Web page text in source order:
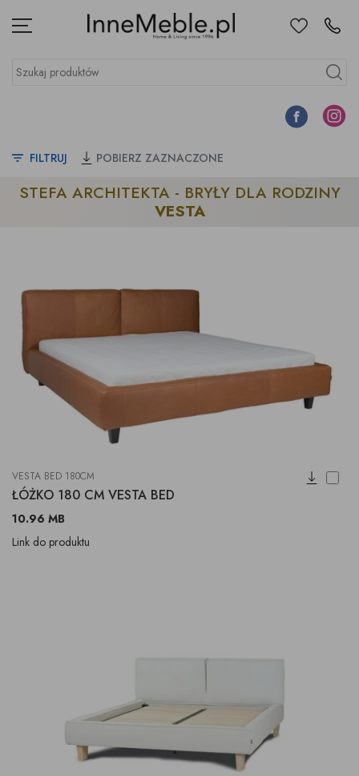
Menu UlubioneKontakt
Szukaj produktów
Szukaj
Facebook
FILTRUJ POBIERZ ZAZNACZONE
STEFA ARCHITEKTA - BRYŁY DLA RODZINY
VESTA
VESTA BED 180CM
ŁÓŻKO 180 CM VESTA BED
10.96 MB
Link do produktu